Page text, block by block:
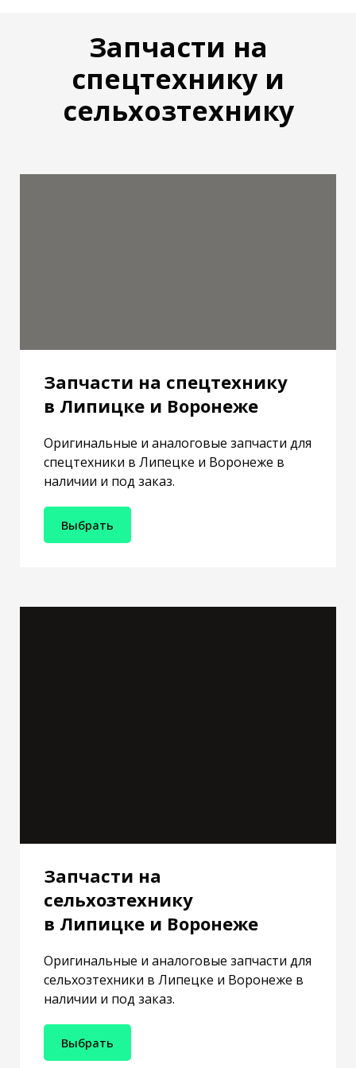
Запчасти на
спецтехнику и
сельхозтехнику
Запчасти на спецтехнику
в Липицке и Воронеже
Оригинальные и аналоговые запчасти для
спецтехники в Липецке и Воронеже в
наличии и под заказ.
Выбрать
Запчасти на
сельхозтехнику
в Липицке и Воронеже
Оригинальные и аналоговые запчасти для
сельхозтехники в Липецке и Воронеже в
наличии и под заказ.
Выбрать